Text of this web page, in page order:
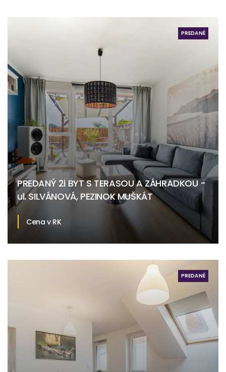
PREDANÉ
PREDANÝ 2i BYT S TERASOU A ZÁHRADKOU -
ul. SILVÁNOVÁ, PEZINOK MUŠKÁT
Cena v RK
PREDANÉ